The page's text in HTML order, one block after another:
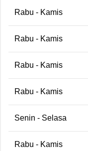
Rabu - Kamis
Rabu - Kamis
Rabu - Kamis
Rabu - Kamis
Senin - Selasa
Rabu - Kamis